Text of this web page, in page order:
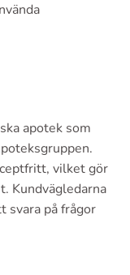
apotek som
vilket gör
Kundvägledarna
svara på frågor